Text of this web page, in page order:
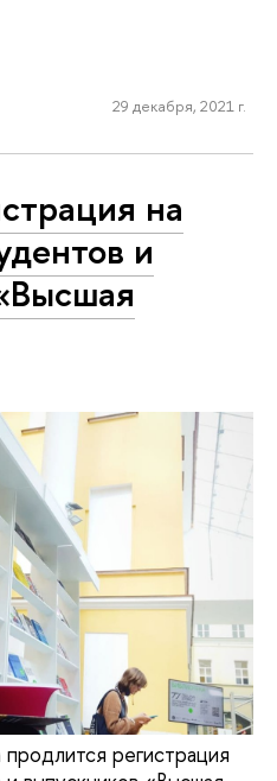
29 декабря, 2021 г.
на
и
регистрация